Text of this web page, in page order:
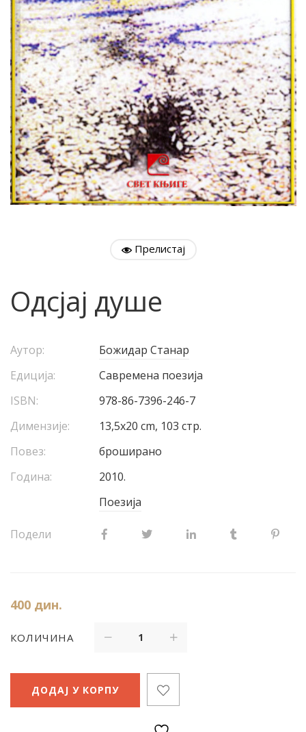
Прелистај
Одсјај душе
Аутор:
Божидар Станар
Едиција:
Савремена поезија
ISBN:
978-86-7396-246-7
Димензије:
13,5х20 cm, 103 стр.
Повез:
броширано
Година:
2010.
Поезија
Подели
400 дин.
КОЛИЧИНА
ДОДАЈ У КОРПУ